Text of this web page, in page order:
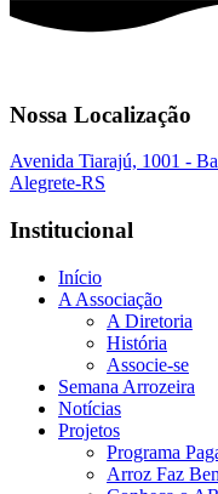
Nossa Localização
Avenida Tiarajú, 1001 -
Alegrete-RS
Institucional
Início
A Associação
A Diretoria
História
Associe-se
Semana Arrozeira
Notícias
Projetos
Programa
Arroz Faz